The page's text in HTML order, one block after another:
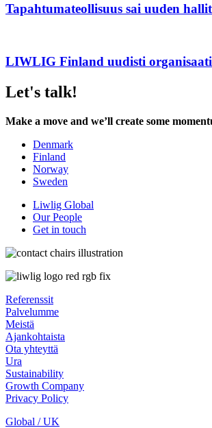
Tapahtuma­teollisuus sai uuden
LIWLIG Finland uudisti
Let's talk!
Make a move and we’ll create some
Denmark
Finland
Norway
Sweden
Liwlig Global
Our People
Get in touch
Referenssit
Palvelumme
Meistä
Ajankohtaista
Ota yhteyttä
Ura
Sustainability
Growth Company
Privacy Policy
Global / UK